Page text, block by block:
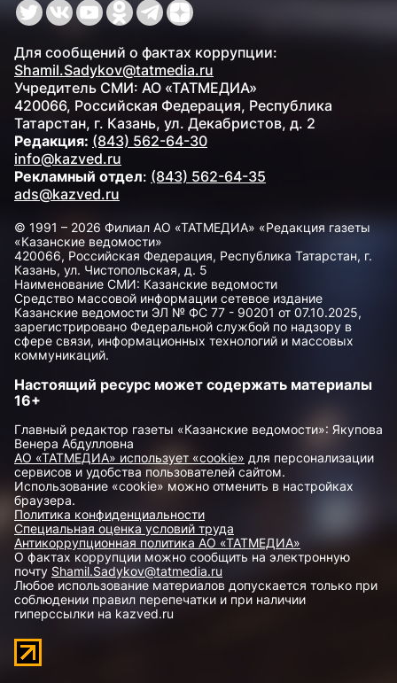
Для сообщений о фактах коррупции:
Shamil.Sadykov@tatmedia.ru
Учредитель СМИ: АО «ТАТМЕДИА»
420066, Российская Федерация, Республика
Татарстан, г. Казань, ул. Декабристов, д. 2
Редакция: (843) 562-64-30
info@kazved.ru
Рекламный отдел: (843) 562-64-35
ads@kazved.ru
© 1991 – 2026 Филиал АО «ТАТМЕДИА» «Редакция газеты
«Казанские ведомости»
420066, Российская Федерация, Республика Татарстан, г.
Казань, ул. Чистопольская, д. 5
Наименование СМИ: Казанские ведомости
Средство массовой информации сетевое издание
Казанские ведомости ЭЛ № ФС 77 - 90201 от 07.10.2025,
зарегистрировано Федеральной службой по надзору в
сфере связи, информационных технологий и массовых
коммуникаций.
Настоящий ресурс может содержать материалы
16+
Главный редактор газеты «Казанские ведомости»: Якупова
Венера Абдулловна
АО «ТАТМЕДИА» использует «cookie» для персонализации
сервисов и удобства пользователей сайтом.
Использование «cookie» можно отменить в настройках
браузера.
Политика конфиденциальности
Специальная оценка условий труда
Антикоррупционная политика АО «ТАТМЕДИА»
О фактах коррупции можно сообщить на электронную
почту Shamil.Sadykov@tatmedia.ru
Любое использование материалов допускается только при
соблюдении правил перепечатки и при наличии
гиперссылки на kazved.ru